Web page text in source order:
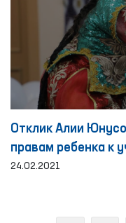
Отклик Алии
правам ребенка к
сессии Совета по
24.02.2021